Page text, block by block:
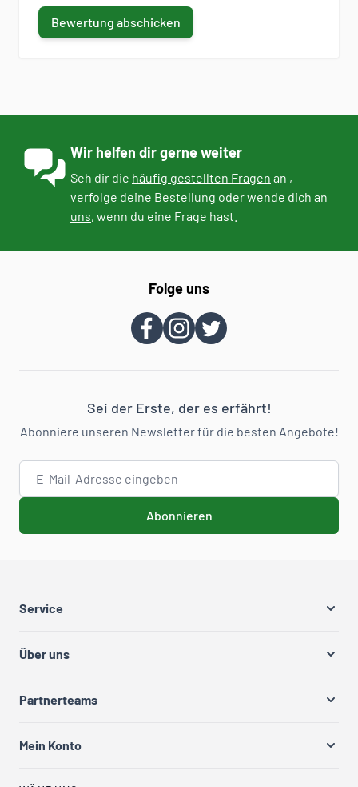
Bewertung abschicken
Wir helfen dir gerne weiter
Seh dir die häufig gestellten Fragen an ,
verfolge deine Bestellung oderwende dich an
uns, wenn du eine Frage hast.
Folge uns
Sei der Erste, der es erfährt!
Abonniere unseren Newsletter für die besten Angebote!
E-Mail-Adresse
Abonnieren
Service
Über uns
Partnerteams
Mein Konto